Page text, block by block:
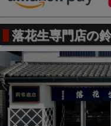
落花生専門店の